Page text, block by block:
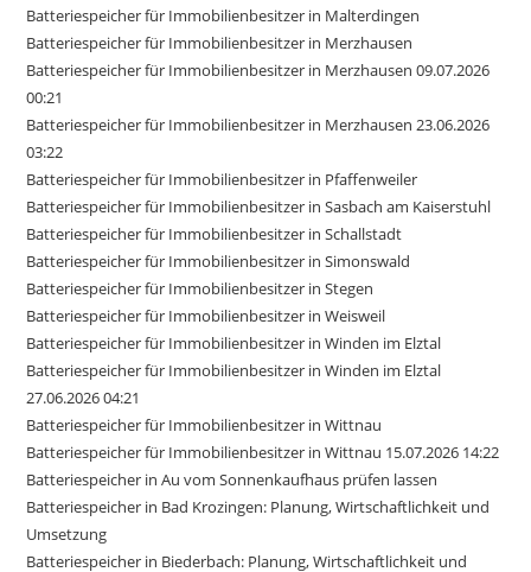
Batteriespeicher für Immobilienbesitzer in Malterdingen
Batteriespeicher für Immobilienbesitzer in Merzhausen
Batteriespeicher für Immobilienbesitzer in Merzhausen 09.07.2026
00:21
Batteriespeicher für Immobilienbesitzer in Merzhausen 23.06.2026
03:22
Batteriespeicher für Immobilienbesitzer in Pfaffenweiler
Batteriespeicher für Immobilienbesitzer in Sasbach am Kaiserstuhl
Batteriespeicher für Immobilienbesitzer in Schallstadt
Batteriespeicher für Immobilienbesitzer in Simonswald
Batteriespeicher für Immobilienbesitzer in Stegen
Batteriespeicher für Immobilienbesitzer in Weisweil
Batteriespeicher für Immobilienbesitzer in Winden im Elztal
Batteriespeicher für Immobilienbesitzer in Winden im Elztal
27.06.2026 04:21
Batteriespeicher für Immobilienbesitzer in Wittnau
Batteriespeicher für Immobilienbesitzer in Wittnau 15.07.2026 14:22
Batteriespeicher in Au vom Sonnenkaufhaus prüfen lassen
Batteriespeicher in Bad Krozingen: Planung, Wirtschaftlichkeit und
Umsetzung
Batteriespeicher in Biederbach: Planung, Wirtschaftlichkeit und